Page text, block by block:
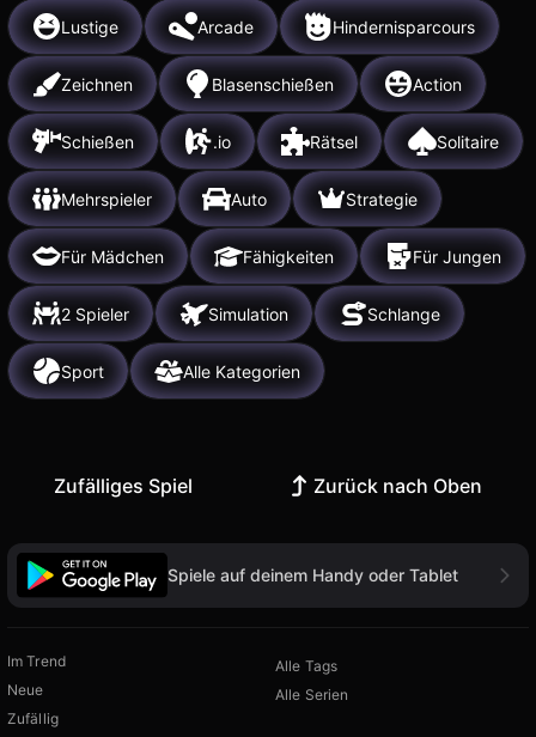
Lustige Arcade Hindernisparcours
Zeichnen Blasenschießen Action
Schießen .io Rätsel Solitaire
Mehrspieler Auto Strategie
Für Mädchen Fähigkeiten Für Jungen
2 Spieler Simulation Schlange
Sport Alle Kategorien
Zufälliges Spiel Zurück nach Oben
Spiele auf deinem Handy oder Tablet
Im Trend
Neue
Zufällig
Alle Tags
Alle Serien